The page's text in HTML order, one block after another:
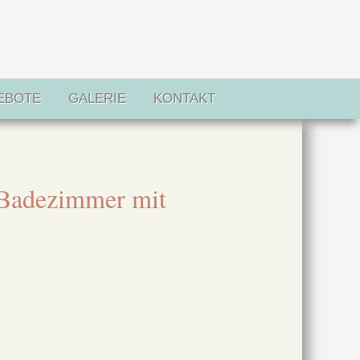
GALERIE KONTAKT
mit